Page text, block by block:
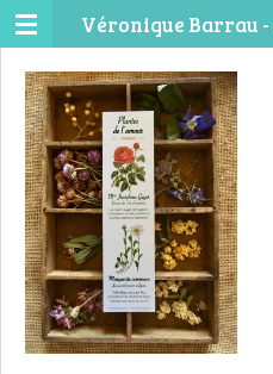
Passer
contenu
principal
Véronique Barrau -